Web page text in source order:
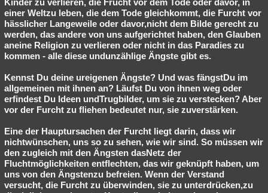
Kinder zu verlieren, die Frucht vor dem Tode oder davor, in
einer Weltzu leben, die dem Tode gleichkommt, die Furcht vor
hässlicher Langeweile oder davor,nicht dem Bilde gerecht zu
werden, das andere von uns aufgerichtet haben, den Glauben
aneine Religion zu verlieren oder nicht in das Paradies zu
kommen - alle diese undunzählige Ängste gibt es.
Kennst Du deine ureigenen Ängste? Und was fängstDu im
allgemeinen mit ihnen an? Läufst Du von ihnen weg oder
erfindest Du Ideen undTrugbilder, um sie zu verstecken? Aber
vor der Furcht zu fliehen bedeutet nur, sie zuverstärken.
Eine der Hauptursachen der Furcht liegt darin, dass wir
nichtwünschen, uns so zu sehen, wie wir sind. So müssen wir
den zugleich mit den Ängsten dasNetz der
Fluchtmöglichkeiten entflechten, das wir geknüpft haben, um
uns von den Ängstenzu befreien. Wenn der Verstand
versucht, die Furcht zu überwinden, sie zu unterdrücken,zu